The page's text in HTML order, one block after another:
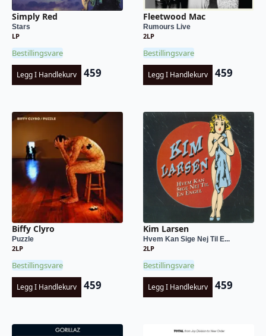
Simply Red
Stars
LP
Bestillingsvare
Legg I Handlekurv 459
Fleetwood Mac
Rumours Live
2LP
Bestillingsvare
Legg I Handlekurv 459
Biffy Clyro
Puzzle
2LP
Bestillingsvare
Legg I Handlekurv 459
Kim Larsen
Hvem Kan Sige Nej Til E...
2LP
Bestillingsvare
Legg I Handlekurv 459